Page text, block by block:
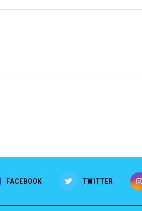
FACEBOOK TWITTER